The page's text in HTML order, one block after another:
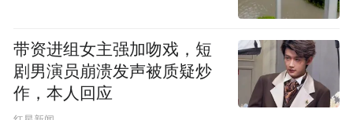
来，南普陀寺慈善会和会员们紧密关注疫
情，通过不同渠道捐款捐物，募集急需的防
疫物资：
带资进组女主强加吻戏，短
剧男演员崩溃发声被质疑炒
作，本人回应